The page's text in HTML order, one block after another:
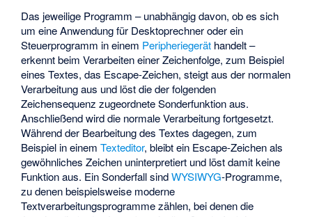
Das jeweilige Programm – unabhängig davon, ob es sich
um eine Anwendung für Desktoprechner oder ein
Steuerprogramm in einem Peripheriegerät handelt –
erkennt beim Verarbeiten einer Zeichenfolge, zum Beispiel
eines Textes, das Escape-Zeichen, steigt aus der normalen
Verarbeitung aus und löst die der folgenden
Zeichensequenz zugeordnete Sonderfunktion aus.
Anschließend wird die normale Verarbeitung fortgesetzt.
Während der Bearbeitung des Textes dagegen, zum
Beispiel in einemTexteditor, bleibt ein Escape-Zeichen als
gewöhnliches Zeichen uninterpretiert und löst damit keine
Funktion aus. Ein Sonderfall sindWYSIWYG-Programme,
zu denen beispielsweise moderne
Textverarbeitungsprogramme zählen, bei denen die